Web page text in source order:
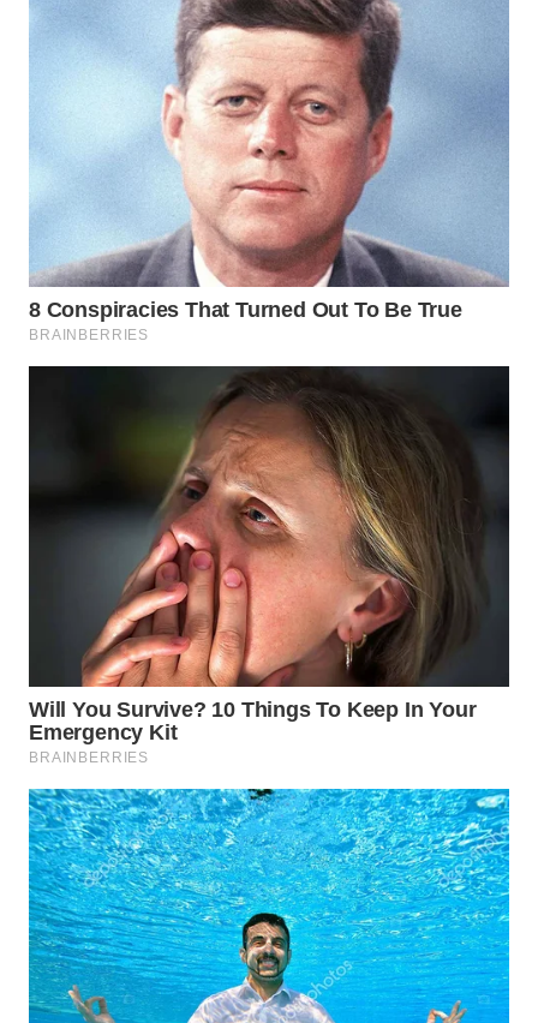
HEALTH
WAHANA
DESA
WISATA
KONSUMEN
LISTRIK
MASYARAKAT
KELISTRIKAN
ID
MAWAKA
ID
MARTABAT
NET